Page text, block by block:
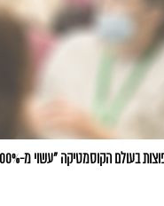
הקוסמטיקה "עשוי מ-100% מרכיבים טבעיים"